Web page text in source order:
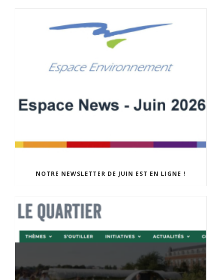
NOTRE NEWSLETTER DE JUIN EST EN LIGNE !